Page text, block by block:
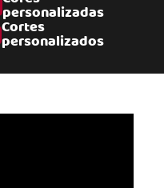
personalizadas
Cortes
personalizados